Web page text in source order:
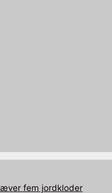
fem jordkloder